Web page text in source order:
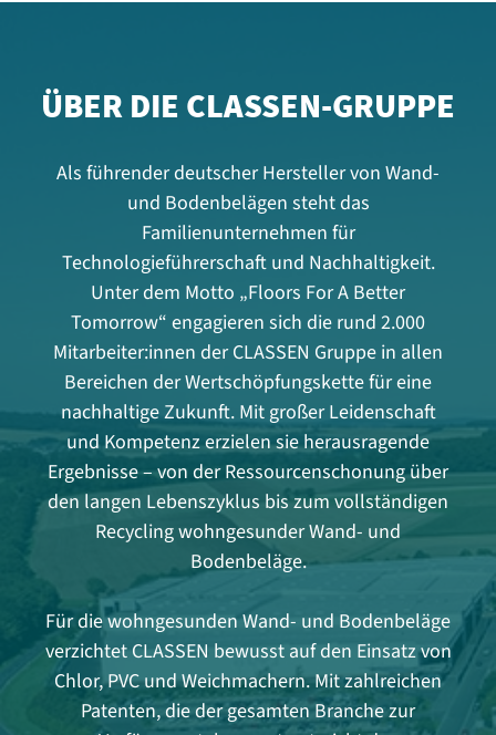
ÜBER DIE CLASSEN-GRUPPE
Als führender deutscher Hersteller von Wand-
und Bodenbelägen steht das
Familienunternehmen für
Technologieführerschaft und Nachhaltigkeit.
Unter dem Motto „Floors For A Better
Tomorrow“ engagieren sich die rund 2.000
Mitarbeiter:innen der CLASSEN Gruppe in allen
Bereichen der Wertschöpfungskette für eine
nachhaltige Zukunft. Mit großer Leidenschaft
und Kompetenz erzielen sie herausragende
Ergebnisse – von der Ressourcenschonung über
den langen Lebenszyklus bis zum vollständigen
Recycling wohngesunder Wand- und
Bodenbeläge.
Für die wohngesunden Wand- und Bodenbeläge
verzichtet CLASSEN bewusst auf den Einsatz von
Chlor, PVC und Weichmachern. Mit zahlreichen
Patenten, die der gesamten Branche zur